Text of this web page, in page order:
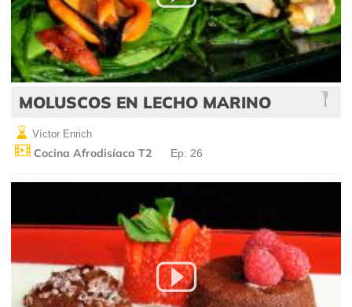
MOLUSCOS EN LECHO MARINO
Víctor Enrich
Cocina Afrodisíaca T2 Ep: 26